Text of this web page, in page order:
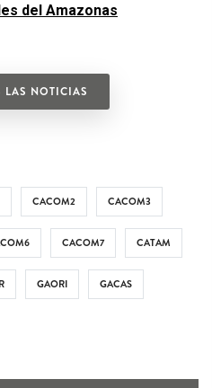
del Amazonas
LAS NOTICIAS
CACOM2 CACOM3
CACOM7 CATAM
GAORI GACAS